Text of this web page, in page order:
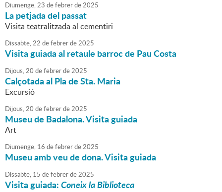
Diumenge,23 defebrerde2025
La petjada del passat
Visita teatralitzada al cementiri
Dissabte,22 defebrerde2025
Visita guiada al retaule barroc de Pau Costa
Dijous,20 defebrerde2025
Calçotada al Pla de Sta. Maria
Excursió
Dijous,20 defebrerde2025
Museu de Badalona. Visita guiada
Art
Diumenge, 16 defebrerde2025
Museu amb veu de dona. Visita guiada
Dissabte, 15 defebrerde2025
Visita guiada:Coneix la Biblioteca